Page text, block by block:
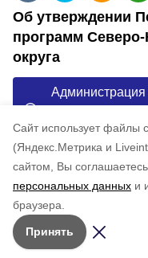
Cайт использует файлы
(Яндекс.Метрика и
сайтом, Вы
персональных данных и
браузера.
Принять
Об утверждении
программ Северо-
округа
Администрация
городского
2024 г. N271
Понравилась статья?
по
5